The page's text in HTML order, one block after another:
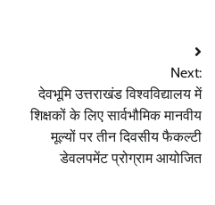
Next:
देवभूमि उत्तराखंड विश्वविद्यालय में
शिक्षकों के लिए सार्वभौमिक मानवीय
मूल्यों पर तीन दिवसीय फैकल्टी
डेवलपमेंट प्रोग्राम आयोजित